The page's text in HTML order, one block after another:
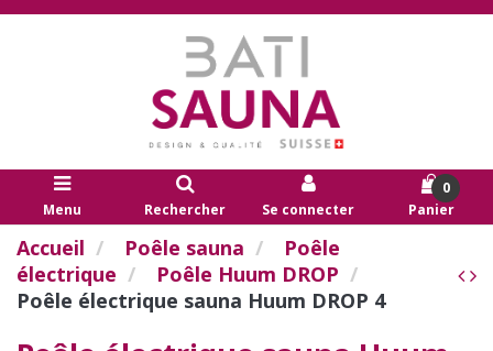
Menu Rechercher Se connecter
0
Panier
Accueil Poêle sauna
Poêle
électrique
Poêle Huum DROP
Poêle électrique sauna Huum DROP 4